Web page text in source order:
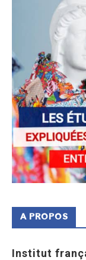
A PROPOS
Institut